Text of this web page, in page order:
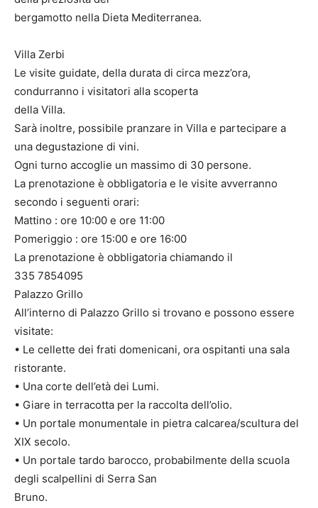
bergamotto nella Dieta Mediterranea.
Villa Zerbi
Le visite guidate, della durata di circa mezz’ora,
condurranno i visitatori alla scoperta
della Villa.
Sarà inoltre, possibile pranzare in Villa e partecipare a
una degustazione di vini.
Ogni turno accoglie un massimo di 30 persone.
La prenotazione è obbligatoria e le visite avverranno
secondo i seguenti orari:
Mattino : ore 10:00 e ore 11:00
Pomeriggio : ore 15:00 e ore 16:00
La prenotazione è obbligatoria chiamando il
335 7854095
Palazzo Grillo
All’interno di Palazzo Grillo si trovano e possono essere
visitate:
•⁠ ⁠Le cellette dei frati domenicani, ora ospitanti una sala
ristorante.
•⁠ ⁠Una corte dell’età dei Lumi.
•⁠ ⁠Giare in terracotta per la raccolta dell’olio.
•⁠ ⁠Un portale monumentale in pietra calcarea/scultura del
XIX secolo.
•⁠ ⁠Un portale tardo barocco, probabilmente della scuola
degli scalpellini di Serra San
Bruno.